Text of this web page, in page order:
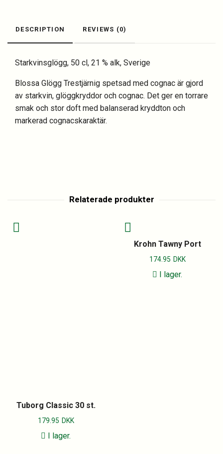
DESCRIPTION REVIEWS (0)
Starkvinsglögg, 50 cl, 21 % alk, Sverige
Blossa Glögg Trestjärnig spetsad med cognac är gjord
av starkvin, glöggkryddor och cognac. Det ger en torrare
smak och stor doft med balanserad kryddton och
markerad cognacskaraktär.
Relaterade produkter
Tuborg Classic 30 st.
179.95 DKK
I lager.
Krohn Tawny Port
174.95 DKK
I lager.